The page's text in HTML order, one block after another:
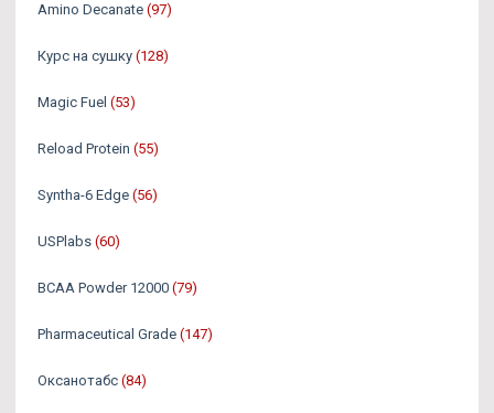
Amino Decanate (97)
Курс на сушку (128)
Magic Fuel (53)
Reload Protein (55)
Syntha-6 Edge (56)
USPlabs (60)
BCAA Powder 12000 (79)
Pharmaceutical Grade (147)
Оксанотабс (84)